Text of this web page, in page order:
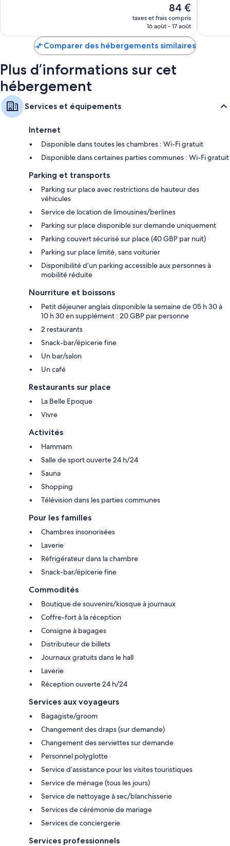
Le
nouveau
prix
de
84 €
taxes et frais compris
16 août - 17 août
Comparer des hébergements similaires
Plus d’informations sur cet
hébergement
Services et équipements
Internet
Disponible dans toutes les chambres : Wi-Fi gratuit
Disponible dans certaines parties communes : Wi-Fi gratuit
Parking et transports
Parking sur place avec restrictions de hauteur des
véhicules
Service de location de limousines/berlines
Parking sur place disponible sur demande uniquement
Parking couvert sécurisé sur place (40 GBP par nuit)
Parking sur place limité, sans voiturier
Disponibilité d’un parking accessible aux personnes à
mobilité réduite
Nourriture et boissons
Petit déjeuner anglais disponible la semaine de 05 h 30 à
10 h 30 en supplément : 20 GBP par personne
2 restaurants
Snack-bar/épicerie fine
Un bar/salon
Un café
Restaurants sur place
La Belle Epoque
Vivre
Activités
Hammam
Salle de sport ouverte 24 h/24
Sauna
Shopping
Télévision dans les parties communes
Pour les familles
Chambres insonorisées
Laverie
Réfrigérateur dans la chambre
Snack-bar/épicerie fine
Commodités
Boutique de souvenirs/kiosque à journaux
Coffre-fort à la réception
Consigne à bagages
Distributeur de billets
Journaux gratuits dans le hall
Laverie
Réception ouverte 24 h/24
Services aux voyageurs
Bagagiste/groom
Changement des draps (sur demande)
Changement des serviettes sur demande
Personnel polyglotte
Service d’assistance pour les visites touristiques
Service de ménage (tous les jours)
Service de nettoyage à sec/blanchisserie
Services de cérémonie de mariage
Services de conciergerie
Services professionnels